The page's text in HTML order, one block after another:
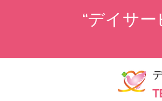
“デイサ